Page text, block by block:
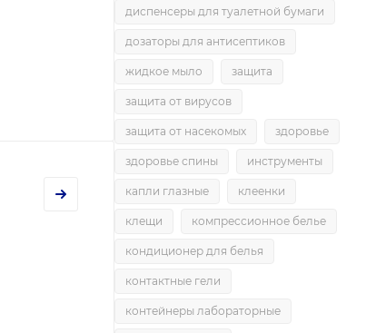
диспенсеры для туалетной бумаги
дозаторы для антисептиков
жидкое мыло защита
защита от вирусов
защита от насекомых здоровье
здоровье спины инструменты
капли глазные клеенки
клещи компрессионное белье
кондиционер для белья
контактные гели
контейнеры лабораторные